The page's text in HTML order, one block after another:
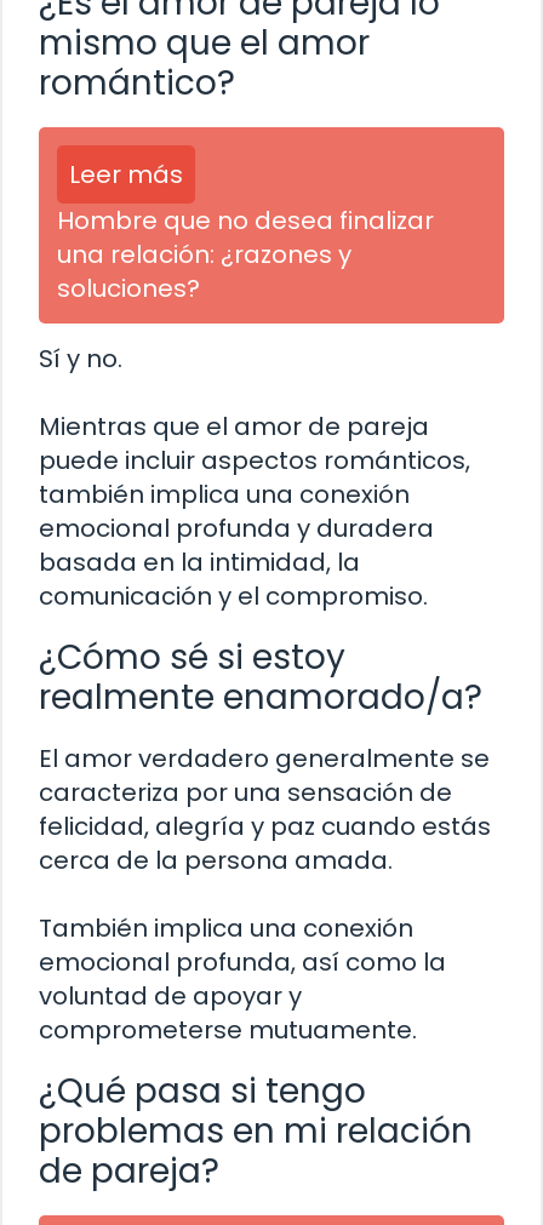
mismo que el amor
romántico?
Leer más
Hombre que no desea finalizar
una relación: ¿razones y
soluciones?
Sí y no.
Mientras que el amor de pareja
puede incluir aspectos románticos,
también implica una conexión
emocional profunda y duradera
basada en la intimidad, la
comunicación y el compromiso.
¿Cómo sé si estoy
realmente enamorado/a?
El amor verdadero generalmente se
caracteriza por una sensación de
felicidad, alegría y paz cuando estás
cerca de la persona amada.
También implica una conexión
emocional profunda, así como la
voluntad de apoyar y
comprometerse mutuamente.
¿Qué pasa si tengo
problemas en mi relación
de pareja?